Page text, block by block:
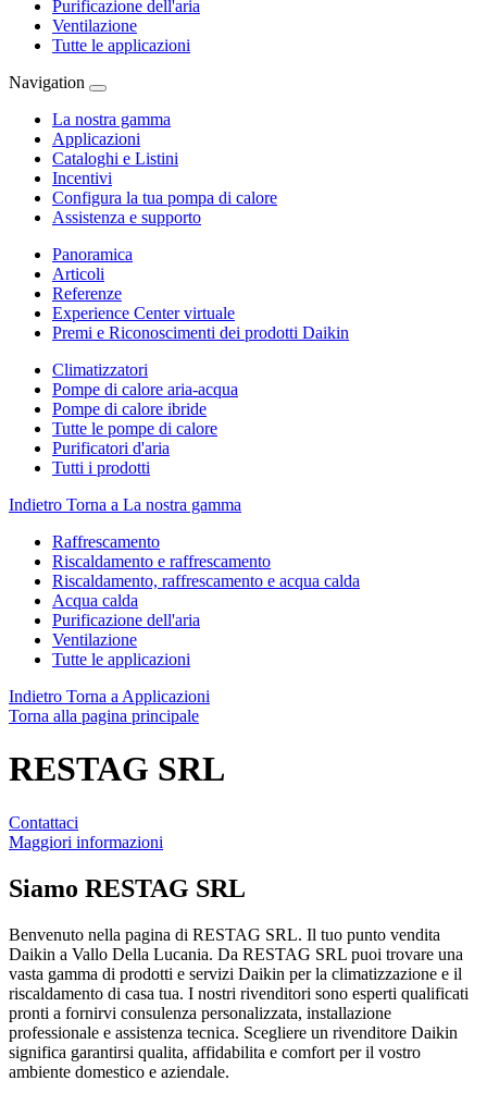
Purificazione dell'aria
Ventilazione
Tutte le applicazioni
Navigation
La nostra gamma
Applicazioni
Cataloghi e Listini
Incentivi
Configura la tua pompa di calore
Assistenza e supporto
Panoramica
Articoli
Referenze
Experience Center virtuale
Premi e Riconoscimenti dei prodotti Daikin
Climatizzatori
Pompe di calore aria-acqua
Pompe di calore ibride
Tutte le pompe di calore
Purificatori d'aria
Tutti i prodotti
Indietro Torna a La nostra gamma
Raffrescamento
Riscaldamento e raffrescamento
Riscaldamento, raffrescamento e acqua calda
Acqua calda
Purificazione dell'aria
Ventilazione
Tutte le applicazioni
Indietro Torna a Applicazioni
Torna alla pagina principale
RESTAG SRL
Contattaci
Maggiori informazioni
Siamo RESTAG SRL
Benvenuto nella pagina di RESTAG SRL. Il tuo punto vendita
Daikin a Vallo Della Lucania. Da RESTAG SRL puoi trovare una
vasta gamma di prodotti e servizi Daikin per la climatizzazione e il
riscaldamento di casa tua. I nostri rivenditori sono esperti qualificati
pronti a fornirvi consulenza personalizzata, installazione
professionale e assistenza tecnica. Scegliere un rivenditore Daikin
significa garantirsi qualita, affidabilita e comfort per il vostro
ambiente domestico e aziendale.